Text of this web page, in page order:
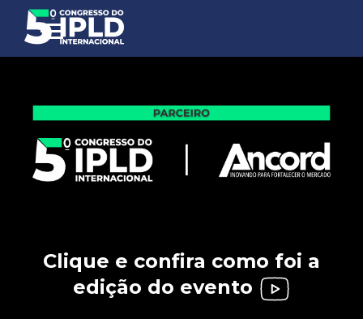
Clique e confira como foi a
edição do evento